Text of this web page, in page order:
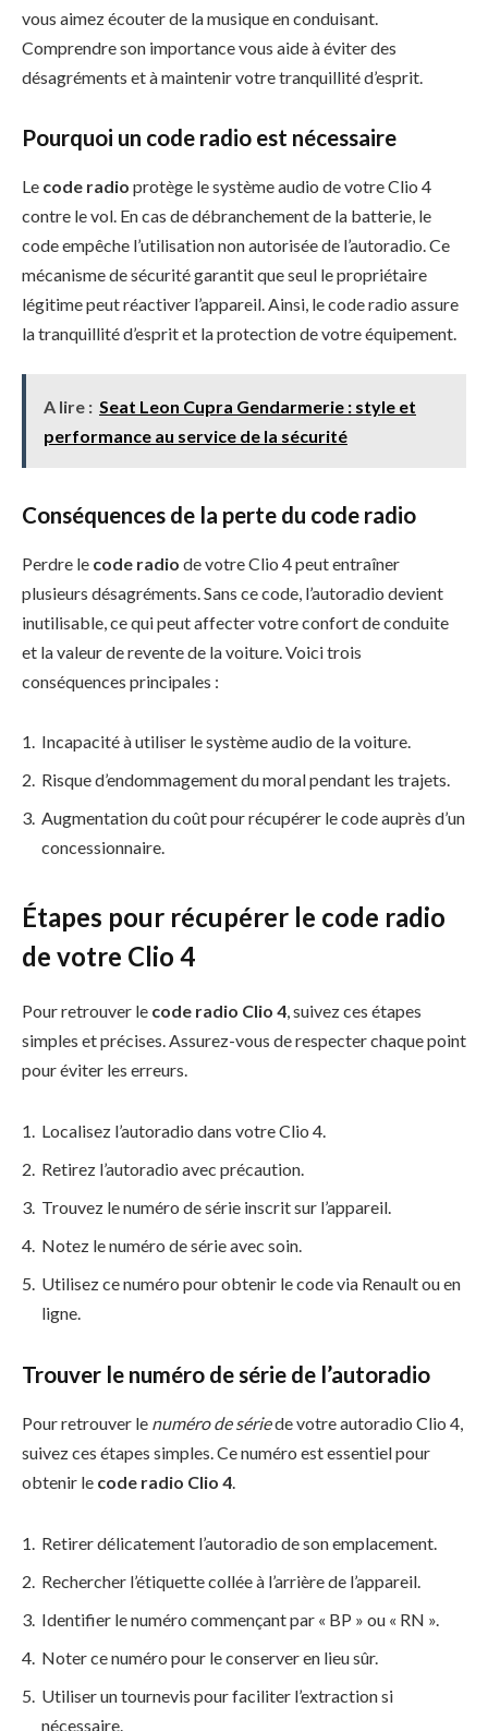
vous aimez écouter de la musique en conduisant.
Comprendre son importance vous aide à éviter des
désagréments et à maintenir votre tranquillité d’esprit.
Pourquoi un code radio est nécessaire
Le code radio protège le système audio de votre Clio 4
contre le vol. En cas de débranchement de la batterie, le
code empêche l’utilisation non autorisée de l’autoradio. Ce
mécanisme de sécurité garantit que seul le propriétaire
légitime peut réactiver l’appareil. Ainsi, le code radio assure
la tranquillité d’esprit et la protection de votre équipement.
A lire : Seat Leon Cupra Gendarmerie : style et
performance au service de la sécurité
Conséquences de la perte du code radio
Perdre le code radio de votre Clio 4 peut entraîner
plusieurs désagréments. Sans ce code, l’autoradio devient
inutilisable, ce qui peut affecter votre confort de conduite
et la valeur de revente de la voiture. Voici trois
conséquences principales :
Incapacité à utiliser le système audio de la voiture.
Risque d’endommagement du moral pendant les trajets.
Augmentation du coût pour récupérer le code auprès d’un
concessionnaire.
Étapes pour récupérer le code radio
de votre Clio 4
Pour retrouver le code radio Clio 4 , suivez ces étapes
simples et précises. Assurez-vous de respecter chaque point
pour éviter les erreurs.
Localisez l’autoradio dans votre Clio 4.
Retirez l’autoradio avec précaution.
Trouvez le numéro de série inscrit sur l’appareil.
Notez le numéro de série avec soin.
Utilisez ce numéro pour obtenir le code via Renault ou en
ligne.
Trouver le numéro de série de l’autoradio
Pour retrouver le numéro de sériede votre autoradio Clio 4,
suivez ces étapes simples. Ce numéro est essentiel pour
obtenir le code radio Clio 4
Retirer délicatement l’autoradio de son emplacement.
Rechercher l’étiquette collée à l’arrière de l’appareil.
Identifier le numéro commençant par « BP » ou « RN ».
Noter ce numéro pour le conserver en lieu sûr.
Utiliser un tournevis pour faciliter l’extraction si
nécessaire.